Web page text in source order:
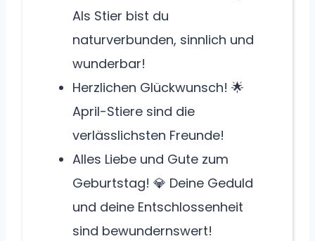
Als Stier bist du
naturverbunden, sinnlich und
wunderbar!
Herzlichen Glückwunsch! 🌟
April-Stiere sind die
verlässlichsten Freunde!
Alles Liebe und Gute zum
Geburtstag! 💎 Deine Geduld
und deine Entschlossenheit
sind bewundernswert!